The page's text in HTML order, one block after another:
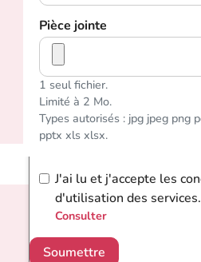
Pièce jointe
1 seul fichier.
Limité à 2 Mo.
Types autorisés : jpg jpeg png
pptx xls xlsx.
J'ai lu et j'accepte les
d'utilisation des services.
Consulter
Soumettre